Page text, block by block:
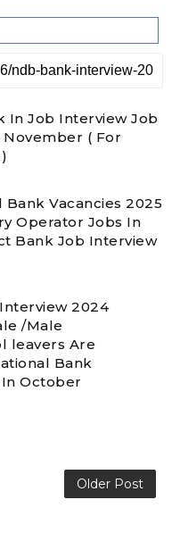
In Job Interview Job
November ( For
Vacancies 2025
Operator Jobs In
Bank Job Interview
2024
/Male
leavers Are
Bank
October
Older Post